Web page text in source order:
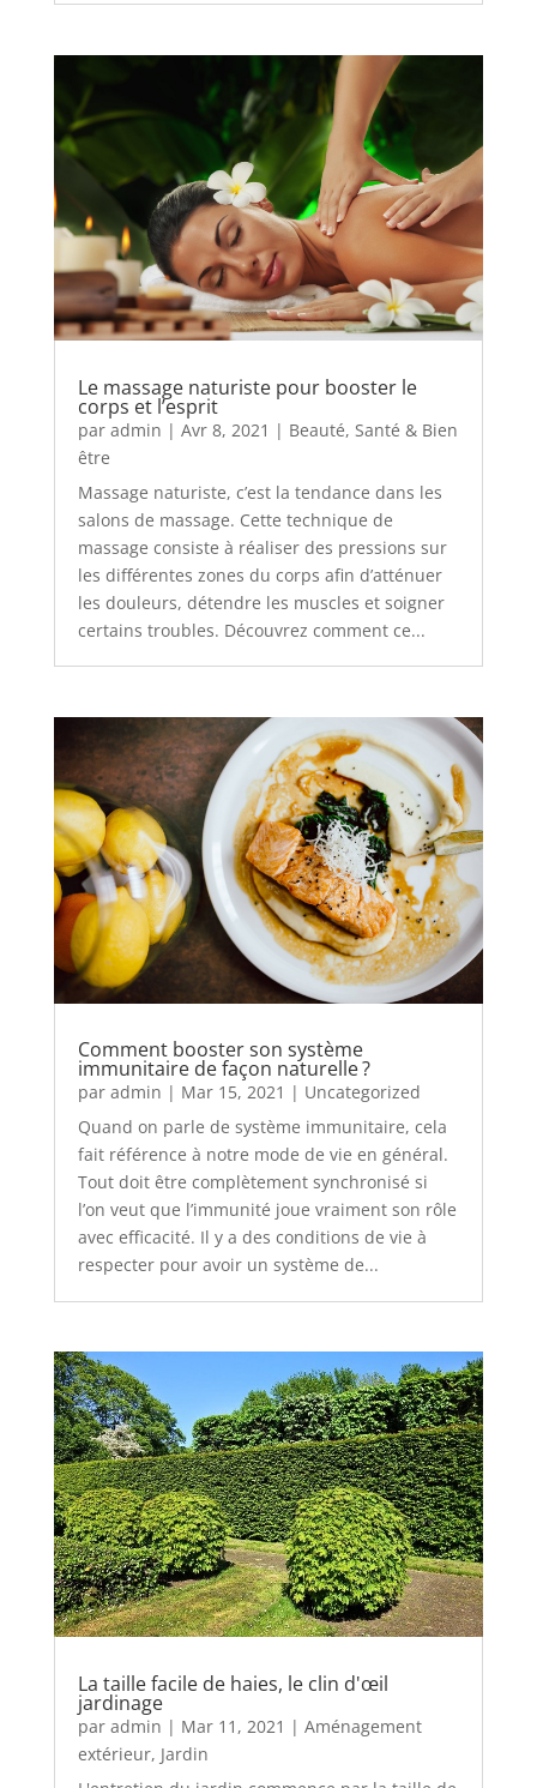
Le massage naturiste pour booster le
corps et l’esprit
par admin | Avr 8, 2021 | Beauté, Santé & Bien
être
Massage naturiste, c’est la tendance dans les
salons de massage. Cette technique de
massage consiste à réaliser des pressions sur
les différentes zones du corps afin d’atténuer
les douleurs, détendre les muscles et soigner
certains troubles. Découvrez comment ce...
Comment booster son système
immunitaire de façon naturelle ?
par admin | Mar 15, 2021 | Uncategorized
Quand on parle de système immunitaire, cela
fait référence à notre mode de vie en général.
Tout doit être complètement synchronisé si
l’on veut que l’immunité joue vraiment son rôle
avec efficacité. Il y a des conditions de vie à
respecter pour avoir un système de...
La taille facile de haies, le clin d'œil
jardinage
par admin | Mar 11, 2021 | Aménagement
extérieur, Jardin